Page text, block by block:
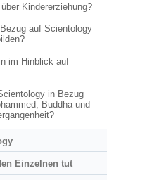
Kindererziehung?
auf Scientology
im Hinblick auf
in Bezug
Buddha und
Einzelnen tut